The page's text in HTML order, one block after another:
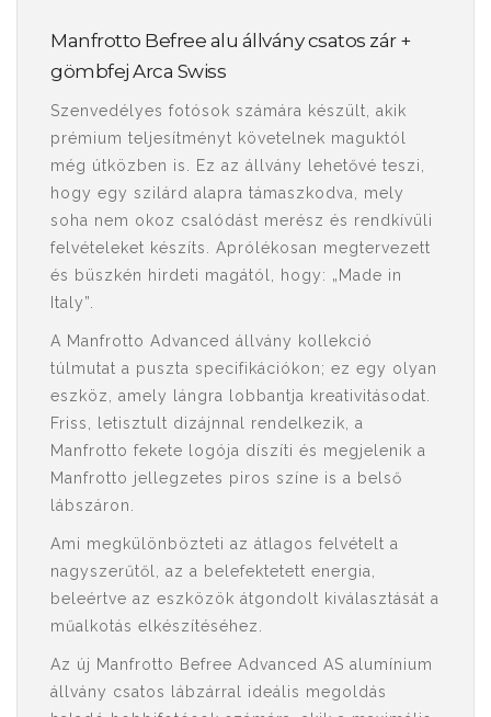
Manfrotto Befree alu állvány csatos zár +
gömbfej Arca Swiss
Szenvedélyes fotósok számára készült, akik
prémium teljesítményt követelnek maguktól
még útközben is. Ez az állvány lehetővé teszi,
hogy egy szilárd alapra támaszkodva, mely
soha nem okoz csalódást merész és rendkívüli
felvételeket készíts. Aprólékosan megtervezett
és büszkén hirdeti magától, hogy: „Made in
Italy”.
A Manfrotto Advanced állvány kollekció
túlmutat a puszta specifikációkon; ez egy olyan
eszköz, amely lángra lobbantja kreativitásodat.
Friss, letisztult dizájnnal rendelkezik, a
Manfrotto fekete logója díszíti és megjelenik a
Manfrotto jellegzetes piros színe is a belső
lábszáron.
Ami megkülönbözteti az átlagos felvételt a
nagyszerűtől, az a belefektetett energia,
beleértve az eszközök átgondolt kiválasztását a
műalkotás elkészítéséhez.
Az új Manfrotto Befree Advanced AS alumínium
állvány csatos lábzárral ideális megoldás